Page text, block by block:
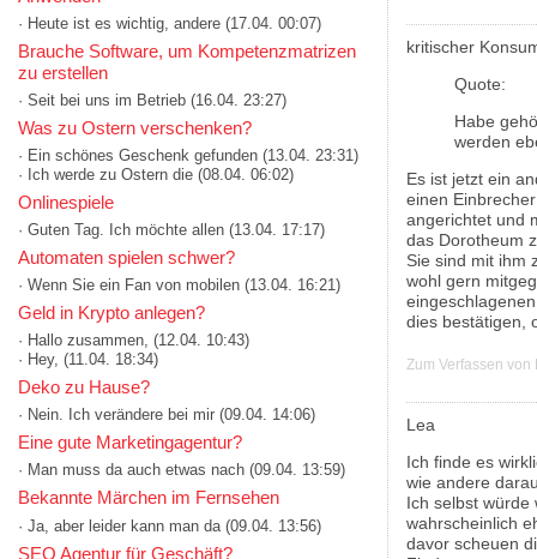
· Heute ist es wichtig, andere (17.04. 00:07)
Brauche Software, um Kompetenzmatrizen
zu erstellen
· Seit bei uns im Betrieb (16.04. 23:27)
Was zu Ostern verschenken?
· Ein schönes Geschenk gefunden (13.04. 23:31)
· Ich werde zu Ostern die (08.04. 06:02)
Onlinespiele
· Guten Tag. Ich möchte allen (13.04. 17:17)
Automaten spielen schwer?
· Wenn Sie ein Fan von mobilen (13.04. 16:21)
Geld in Krypto anlegen?
· Hallo zusammen, (12.04. 10:43)
· Hey, (11.04. 18:34)
Deko zu Hause?
· Nein. Ich verändere bei mir (09.04. 14:06)
Eine gute Marketingagentur?
· Man muss da auch etwas nach (09.04. 13:59)
Bekannte Märchen im Fernsehen
· Ja, aber leider kann man da (09.04. 13:56)
SEO Agentur für Geschäft?
kritischer
Quote:
Habe
werden
Es ist jetzt ein
einen
angerichtet und
das Dorotheum
Sie sind mit ihm
wohl gern
dies bestätigen,
Zum Verfassen
Lea
Ich finde es
wie andere
Ich selbst würde
wahrscheinlich
davor scheuen